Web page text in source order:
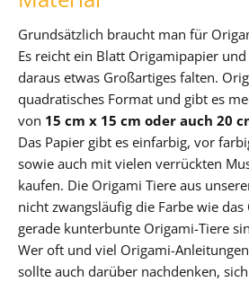
Grundsätzlich braucht man für
Es reicht ein Blatt Origamipapier
daraus etwas Großartiges falten.
quadratisches Format und gibt es
von 15 cm x 15 cm oder auch 20
Das Papier gibt es einfarbig, vor
sowie auch mit vielen verrückten
kaufen. Die Origami Tiere aus
nicht zwangsläufig die Farbe wie
gerade kunterbunte Origami-Tiere
Wer oft und viel Origami-
sollte auch darüber nachdenken,